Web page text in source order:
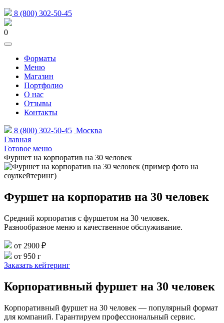
8 (800) 302-50-45
0
Форматы
Меню
Магазин
Портфолио
О нас
Отзывы
Контакты
8 (800) 302-50-45 Москва
Главная
Готовое меню
Фуршет на корпоратив на 30 человек
Фуршет на корпоратив на 30 человек
Средний корпоратив с фуршетом на 30 человек.
Разнообразное меню и качественное обслуживание.
от 2900 ₽
от 950 г
Заказать кейтеринг
Корпоративный фуршет на 30 человек
Корпоративный фуршет на 30 человек — популярный формат
для компаний. Гарантируем профессиональный сервис.